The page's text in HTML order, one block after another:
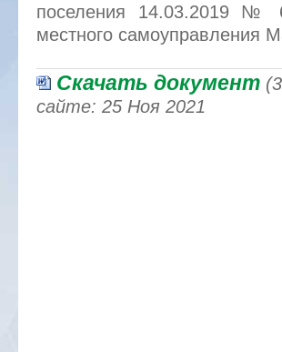
поселения 14.03.2019 №
местного самоуправления
Скачать документ
сайте: 25 Ноя 2021